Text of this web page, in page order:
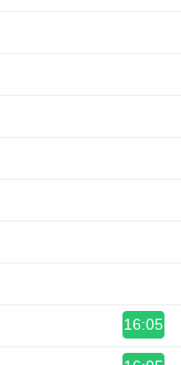
16:05